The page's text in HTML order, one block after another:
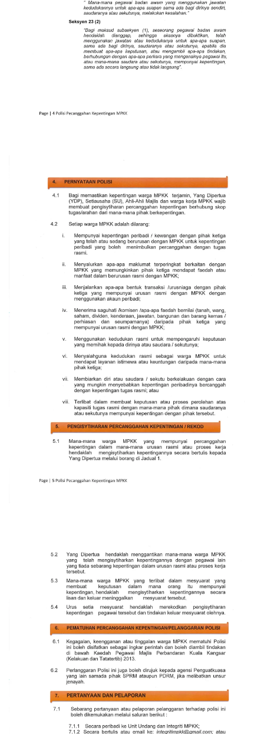
Read more
Read more